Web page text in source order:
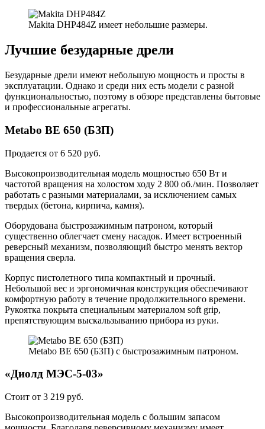
Makita DHP484Z имеет небольшие размеры.
Лучшие безударные дрели
Безударные дрели имеют небольшую мощность и просты в
эксплуатации. Однако и среди них есть модели с разной
функциональностью, поэтому в обзоре представлены бытовые
и профессиональные агрегаты.
Metabo BE 650 (БЗП)
Продается от 6 520 руб.
Высокопроизводительная модель мощностью 650 Вт и
частотой вращения на холостом ходу 2 800 об./мин. Позволяет
работать с разными материалами, за исключением самых
твердых (бетона, кирпича, камня).
Оборудована быстрозажимным патроном, который
существенно облегчает смену насадок. Имеет встроенный
реверсный механизм, позволяющий быстро менять вектор
вращения сверла.
Корпус пистолетного типа компактный и прочный.
Небольшой вес и эргономичная конструкция обеспечивают
комфортную работу в течение продолжительного времени.
Рукоятка покрыта специальным материалом soft grip,
препятствующим выскальзыванию прибора из руки.
Metabo BE 650 (БЗП) с быстрозажимным патроном.
«Диолд МЭС-5-03»
Стоит от 3 219 руб.
Высокопроизводительная модель с большим запасом